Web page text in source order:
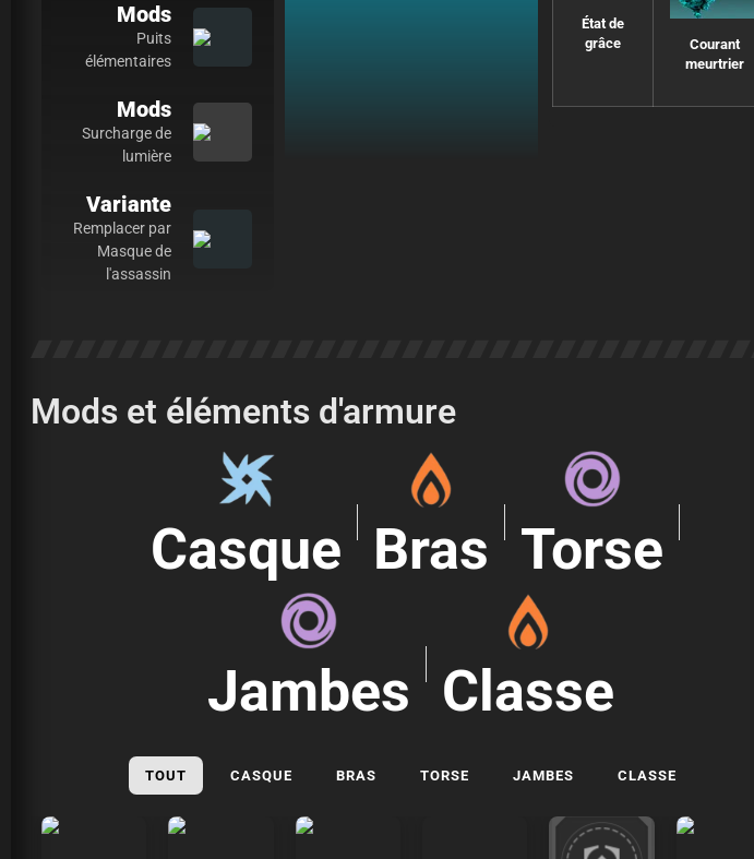
Mods
Puits
élémentaires
Mods
Surcharge de
lumière
Variante
Remplacer par
Masque de
l'assassin
Formation
orageuse
Coups
État de
grâce
Courant
meurtrier
Mods et éléments d'armure
Casque Bras Torse
Jambes Classe
TOUT CASQUE BRAS TORSE JAMBES CLASSE